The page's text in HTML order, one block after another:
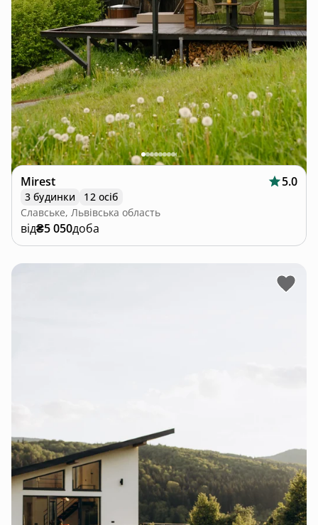
Mirest 5.0
3 будинки
12 осіб
Славське, Львівська область
від₴5 050доба